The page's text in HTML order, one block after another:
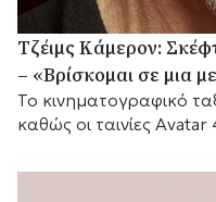
Τζέιμς Κάμερον:
– «Βρίσκομαι σε μια
Το κινηματογραφικό
καθώς οι ταινίες
αντίστοιχα